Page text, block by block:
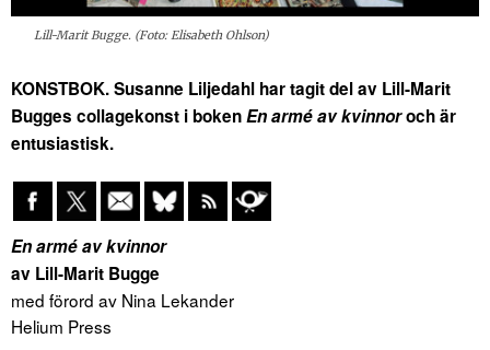
Lill-Marit Bugge. (Foto: Elisabeth Ohlson)
KONSTBOK. Susanne Liljedahl har tagit del av Lill-Marit
Bugges collagekonst i bokenEn armé av kvinnoroch är
entusiastisk.
En armé av kvinnor
av Lill-Marit Bugge
med förord av Nina Lekander
Helium Press